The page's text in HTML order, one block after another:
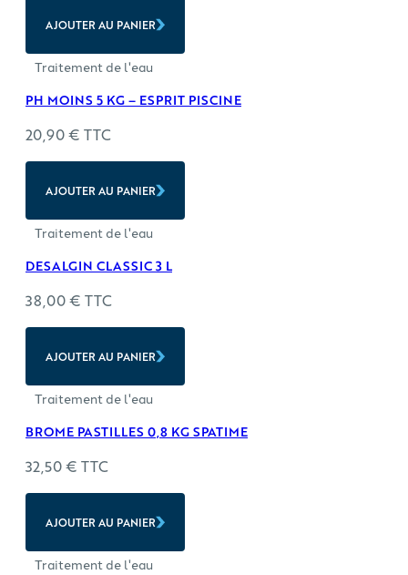
AJOUTER AU PANIER
Traitement de l'eau
PH MOINS 5 KG – ESPRIT PISCINE
20,90€ TTC
AJOUTER AU PANIER
Traitement de l'eau
DESALGIN CLASSIC 3 L
38,00€ TTC
AJOUTER AU PANIER
Traitement de l'eau
BROME PASTILLES 0,8 KG SPATIME
32,50€ TTC
AJOUTER AU PANIER
Traitement de l'eau